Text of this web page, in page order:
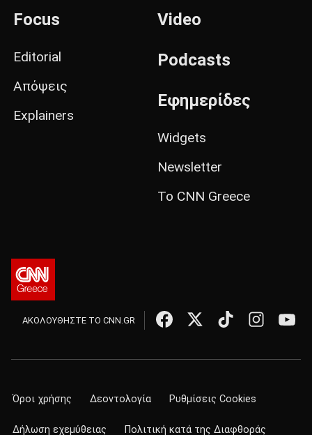
Focus
Editorial
Απόψεις
Explainers
Video
Podcasts
Εφημερίδες
Widgets
Newsletter
Το CNN Greece
ΑΚΟΛΟΥΘΗΣΤΕ ΤΟ CNN.GR
Όροι χρήσης Δεοντολογία Ρυθμίσεις Cookies
Δήλωση εχεμύθειας Πολιτική κατά της Διαφθοράς